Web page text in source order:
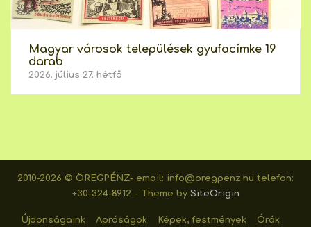
Magyar városok települések gyufacímke 19
darab
2026. július 27. hétfő
2010-2026 © ÖREGPÉNZ- email: info@oregpenz.hu telefon:
+30-324-8912
Theme by SiteOrigin
Újdonságaink Apróságok Képek, festmények
Órák